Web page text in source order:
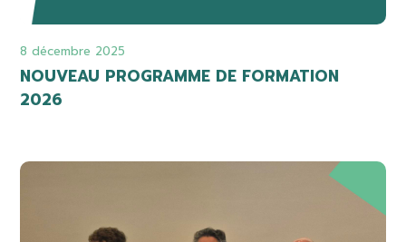
8 décembre 2025
NOUVEAU PROGRAMME DE FORMATION
2026